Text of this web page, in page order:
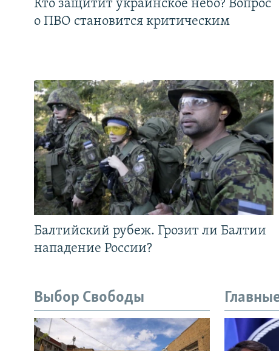
Кто защитит украинское небо? Вопрос
о ПВО становится критическим
Балтийский рубеж. Грозит ли Балтии
нападение России?
Выбор Свободы